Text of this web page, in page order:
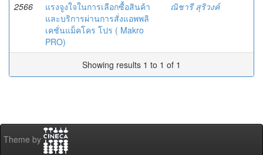
2566
แรงจูงใจในการเลือกซื้อสินค้า
และบริการผ่านการสั่งแอพพลิ
เคชั่นแม็คโคร โปร ( Makro
PRO)
ณิชารี สุริวงค์
Showing results 1 to 1 of 1
Theme by